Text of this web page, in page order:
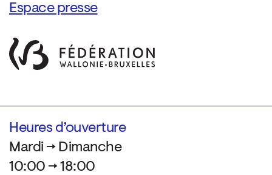
Espace presse
Heures d’ouverture
Mardi → Dimanche
10:00 → 18:00